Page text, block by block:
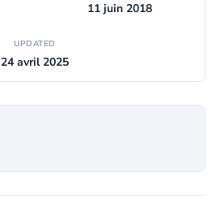
11 juin 2018
UPDATED
24 avril 2025